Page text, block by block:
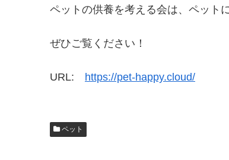
ペットの供養を考える会は、ペット
ぜひご覧ください！
URL: https://pet-happy.cloud/
ペット